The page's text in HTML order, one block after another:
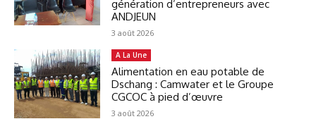
génération d’entrepreneurs avec
ANDJEUN
3 août 2026
A La Une
Alimentation en eau potable de
Dschang : Camwater et le Groupe
CGCOC à pied d’œuvre
3 août 2026